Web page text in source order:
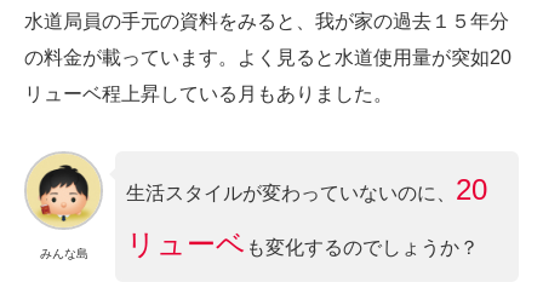
水道局員の手元の資料をみると、我が家の過去１５年分
の料金が載っています。よく見ると水道使用量が突如20
リューベ程上昇している月もありました。
みんな島
生活スタイルが変わっていないのに、 20
リューベ も変化するのでしょうか？